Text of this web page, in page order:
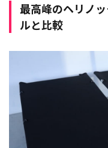
最高峰のヘリノ
ルと比較